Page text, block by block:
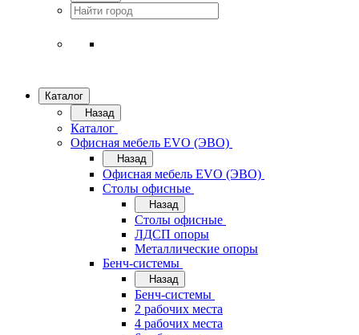
Каталог
Назад
Каталог
Офисная мебель EVO (ЭВО)
Назад
Офисная мебель EVO (ЭВО)
Cтолы офисные
Назад
Cтолы офисные
ЛДСП опоры
Металлические опоры
Бенч-системы
Назад
Бенч-системы
2 рабочих места
4 рабочих места